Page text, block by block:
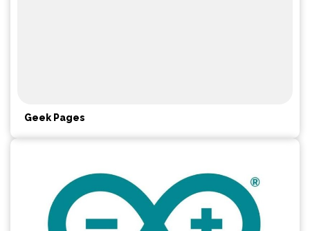
Geek Pages